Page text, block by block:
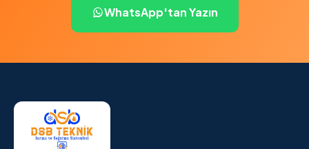
WhatsApp'tan Yazın